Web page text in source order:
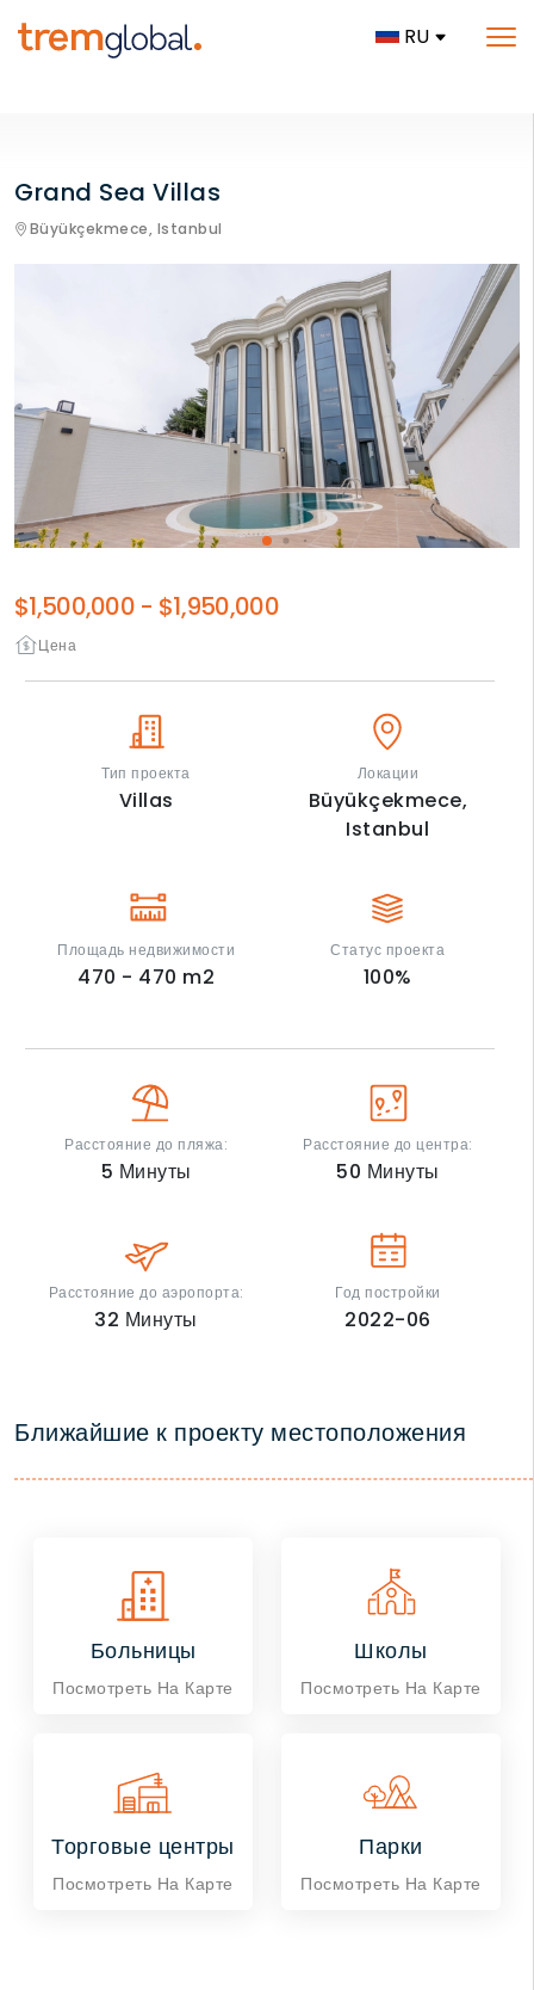
RU
Grand Sea Villas
Büyükçekmece, Istanbul
Цена
$1,500,000 - $1,950,000
Тип проекта
Villas
Локации
Büyükçekmece,
Istanbul
Площадь недвижимости
470 - 470 m2
Статус проекта
100%
Расстояние до пляжа:
5 Минуты
Расстояние до центра:
50 Минуты
Расстояние до аэропорта:
32 Минуты
Год постройки
2022-06
Ближайшие к проекту местоположения
Больницы
Посмотреть На Карте
Школы
Посмотреть На Карте
Торговые центры
Посмотреть На Карте
Парки
Посмотреть На Карте